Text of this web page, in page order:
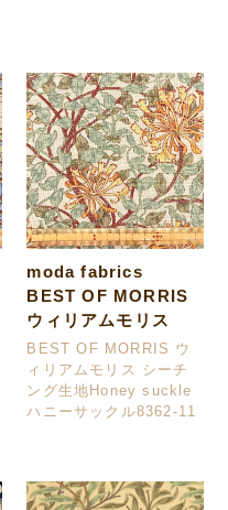
moda fabrics
BEST OF MORRIS
ウィリアムモリス
BEST OF MORRIS ウ
ィリアムモリス シーチ
ング生地Honey suckle
ハニーサックル8362-11